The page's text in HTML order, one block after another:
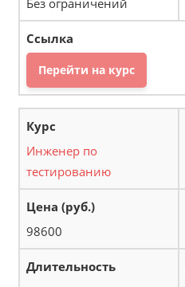
Без ограничений
Перейти на курс
Инженер по
тестированию
98600